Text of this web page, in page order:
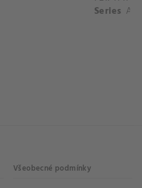
Series
Všeobecné podmínky